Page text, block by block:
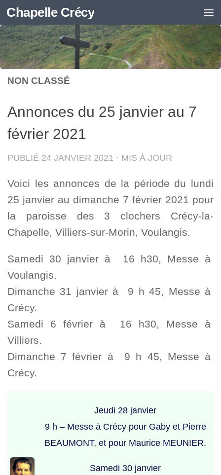
Skip to content
Chapelle Crécy
NON CLASSÉ
Annonces du 25 janvier au 7
février 2021
PUBLIÉ 24 JANVIER 2021 · MIS À JOUR
Voici les annonces de la période du lundi
25 janvier au dimanche 7 février 2021 pour
la paroisse des 3 clochers Crécy-la-
Chapelle, Villiers-sur-Morin, Voulangis.
Samedi 30 janvier à 16 h30, Messe à
Voulangis.
Dimanche 31 janvier à 9 h 45, Messe à
Crécy.
Samedi 6 février à 16 h30, Messe à
Villiers.
Dimanche 7 février à 9 h 45, Messe à
Crécy.
Jeudi 28 janvier
9 h – Messe à Crécy pour Gaby et Pierre
BEAUMONT, et pour Maurice MEUNIER.
Samedi 30 janvier